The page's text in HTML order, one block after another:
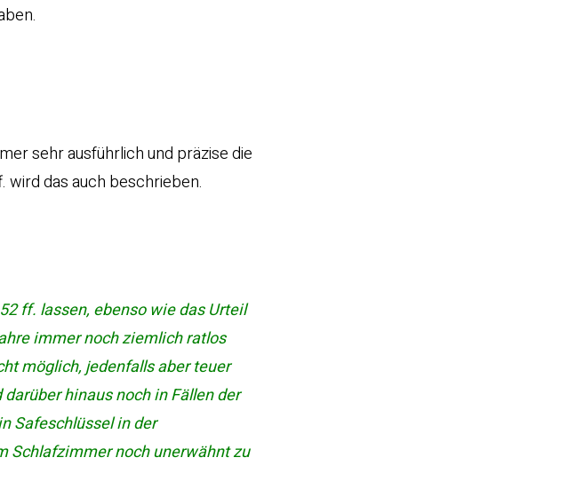
sehr ausführlich und präzise die
wird das auch beschrieben.
ff. lassen, ebenso wie das Urteil
immer noch ziemlich ratlos
möglich, jedenfalls aber teuer
hinaus noch in Fällen der
Safeschlüssel in der
Schlafzimmer noch unerwähnt zu